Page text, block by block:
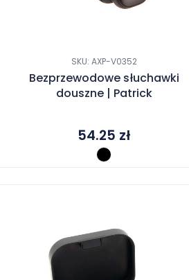
SKU: AXP-V0352
Bezprzewodowe słuchawki
douszne | Patrick
54.25 zł